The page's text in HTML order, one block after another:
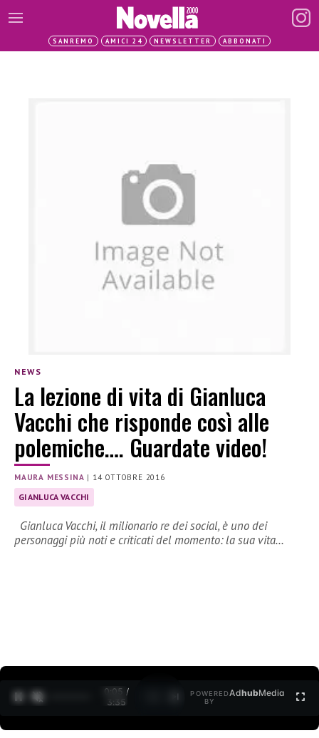
SANREMO AMICI 24 NEWSLETTER ABBONATI
NEWS
La lezione di vita di Gianluca
Vacchi che risponde così alle
polemiche…. Guardate video!
MAURA MESSINA | 14 OTTOBRE 2016
GIANLUCA VACCHI
Gianluca Vacchi, il milionario re dei social, è uno dei
personaggi più noti e criticati del momento: la sua vita…
0:07 /
3:35
POWERED
BY
AdhubMedia